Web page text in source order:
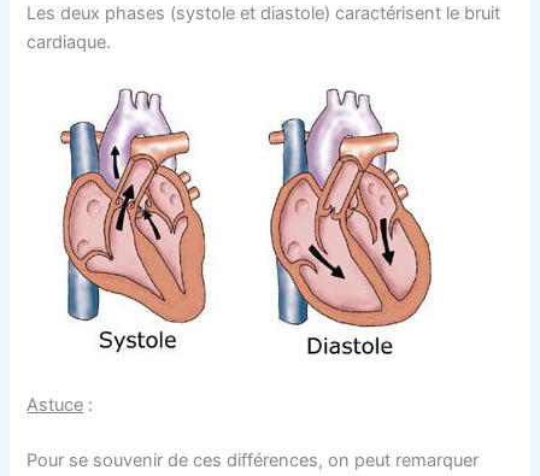
Les deux phases (systole et diastole) caractérisent le bruit
cardiaque.
Astuce :
Pour se souvenir de ces différences, on peut remarquer